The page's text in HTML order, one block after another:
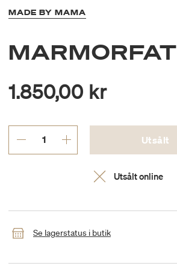
MADE BY MAMA
MARMORFAT
1.850,00 kr
Utsålt
Utsålt online
Se lagerstatus i butik